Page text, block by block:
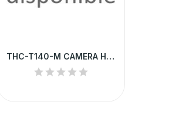
THC-T140-M CAMERA HD HILOOK DOME 4MP 2.8 MM...